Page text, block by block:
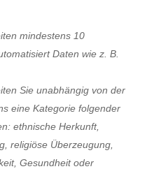
mindestens 10
Daten wie z. B.
Sie unabhängig von der
eine Kategorie folgender
ethnische Herkunft,
religiöse Überzeugung,
Gesundheit oder